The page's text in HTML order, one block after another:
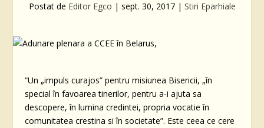
Postat de Editor Egco | sept. 30, 2017| Stiri Eparhiale
“Un „impuls curajos” pentru misiunea Bisericii, „în
special în favoarea tinerilor, pentru a-i ajuta sa
descopere, în lumina credintei, propria vocatie în
comunitatea crestina si în societate”. Este ceea ce cere